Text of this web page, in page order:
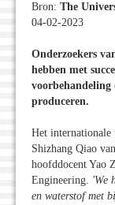
Bron: The
04-02-2023
Onderzoekers
hebben met
voorbehandeling
produceren.
Het internationale
Shizhang Qiao
hoofddocent Yao
Engineering. 'We
en waterstof met